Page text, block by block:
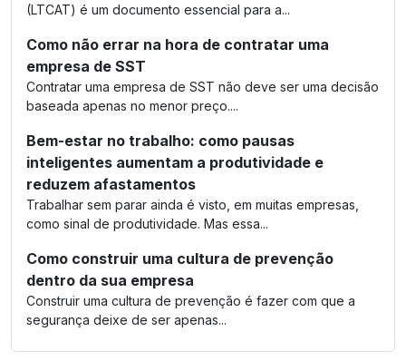
(LTCAT) é um documento essencial para a...
Como não errar na hora de contratar uma
empresa de SST
Contratar uma empresa de SST não deve ser uma decisão
baseada apenas no menor preço....
Bem-estar no trabalho: como pausas
inteligentes aumentam a produtividade e
reduzem afastamentos
Trabalhar sem parar ainda é visto, em muitas empresas,
como sinal de produtividade. Mas essa...
Como construir uma cultura de prevenção
dentro da sua empresa
Construir uma cultura de prevenção é fazer com que a
segurança deixe de ser apenas...